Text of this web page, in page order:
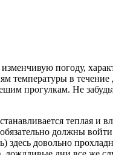
погоду,
температуры в
прогулкам. Не
теплая и
должны
здесь довольно